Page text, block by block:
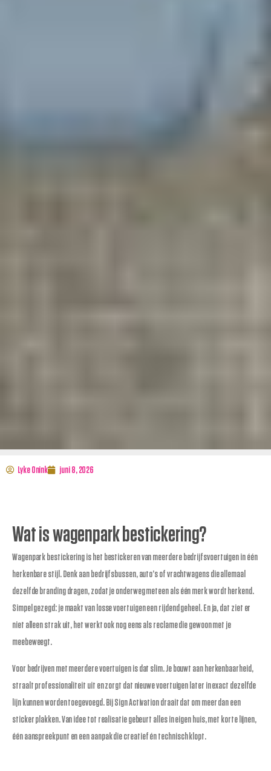
Lyke Onink juni 8, 2026
Wat is wagenpark bestickering?
Wagenpark bestickering is het bestickeren van meerdere bedrijfsvoertuigen in één
herkenbare stijl. Denk aan bedrijfsbussen, auto’s of vrachtwagens die allemaal
dezelfde branding dragen, zodat je onderweg meteen als één merk wordt herkend.
Simpel gezegd: je maakt van losse voertuigen een rijdend geheel. En ja, dat ziet er
niet alleen strak uit, het werkt ook nog eens als reclame die gewoon met je
meebeweegt.
Voor bedrijven met meerdere voertuigen is dat slim. Je bouwt aan herkenbaarheid,
straalt professionaliteit uit en zorgt dat nieuwe voertuigen later in exact dezelfde
lijn kunnen worden toegevoegd. Bij Sign Activation draait dat om meer dan een
sticker plakken. Van idee tot realisatie gebeurt alles in eigen huis, met korte lijnen,
één aanspreekpunt en een aanpak die creatief én technisch klopt.